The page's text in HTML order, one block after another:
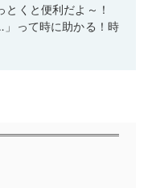
とくと便利だよ～！
」って時に助かる！時